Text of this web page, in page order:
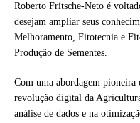
Roberto Fritsche-Neto é
desejam ampliar seus
Melhoramento, Fitotecnia e
Produção de Sementes.
Com uma abordagem
revolução digital da
análise de dados e na